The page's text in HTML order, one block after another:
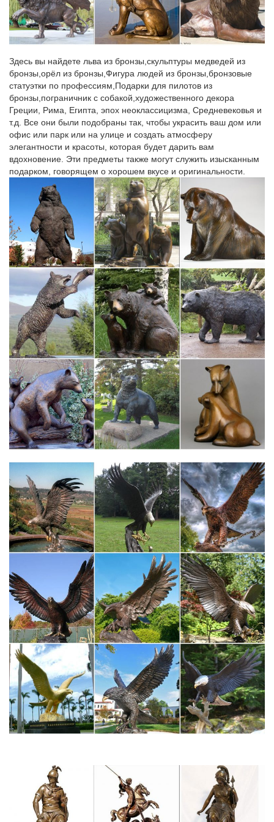
Символ года 2018 собака – купить оптом и в розницу, с
доставкой…
производитель.Купить. Статуэтка собака из полистоуна
5KRA08. высота от 3,5 до 6см, полистоун, роспись Артикул:
5KRA08 Китай. Наличие: да.
Необычные копилки купить в Чебоксарах – Сувениры
Чебоксары…
Необычные копилки купить в Чебоксарах. Сувенирные
фигурки и статуэтки из полистоуна."Жуёт" с аппетитом
монеты, которые опускают в копилку. Веселое зрелище,
интересный добрый подарок.
Статуэтки собака купить, сравнить цены в Чебоксарах
Если вам нравятся фигурки животных в интерьере, заходите в
этот раздел Blizko – здесь можно узнать, где и по какой цене
купить статуэтки таких животных, как собака, а также купить
статуэтки в Чебоксарах онлайн.
Статуэтки и скульптура. Купить статуэтки в интернет
магазине…
2 варианта исполнения. Собака – символ года
2018.Обращаясь в наш магазин, каждый клиент получает
возможность купить статуэтку по самой выгодной цене. При
этом вы можете быть уверены в высочайшем качестве того
товара, который мы предлагаем.
статуэтки. Сравните цены и купите по низкой цене в
Чебоксарах
Купить статуэтки в Чебоксарах. Фильтр. Цена от до руб.
Доставка в Чебоксары.Ведь не напрасно он считается
хозяином леса, символом власти, силы и мудрости. С
Фигурка Собаки – символ 2018 года | В нашем интернет-
магазине…
CMS-60/20 Статуэтка "Собака с букетом" (Pavone).Пройдет
всего несколько лет, как символ года Собака примет бразды
правления, чтобы ознаменовать своим приходом самый
благодатный период для всех знаков, без исключения.
Статуэтки – купить в Чебоксарах. Цены в интернет-магазинах
на…
Статуэтка по цене минимальные Купить статуэтки в
Чебоксарах с доставкой и гарантией.Фигурка "Петух-
будильник" Символ 2017 года – как же без него? Этот петушок
радуется солнцу и любому празднику.
Фигурки, статуэтки собак
Интернет-магазин русских сувениров с низкими ценами. У нас
можно купить Матрешки, оловянные солдатики, шкатулки
Палех, Федоскино.Павловопосадские платки, фарфор ЛФЗ,
Жостово, Береста, Фигурки, статуэтки собак.Символ 2018 года
– собака. Архив новостей.
Фигурка "Пес Шарик" с монетами и банкнотами (цена за 1 шт.)
Собака далматинец с елочкой.Чтобы красиво и недорого?
Выбирайте керамические фигурки Собаки – символа 2018
Здесь вы найдете льва из бронзы,скульптуры медведей из
бронзы,орёл из бронзы,Фигура людей из бронзы,бронзовые
статуэтки по профессиям,Подарки для пилотов из
бронзы,пограничник с собакой,художественного декора
Греции, Рима, Египта, эпох неоклассицизма, Средневековья и
т.д. Все они были подобраны так, чтобы украсить ваш дом или
офис или парк или на улице и создать атмосферу
элегантности и красоты, которая будет дарить вам
вдохновение. Эти предметы также могут служить изысканным
подарком, говорящем о хорошем вкусе и оригинальности.